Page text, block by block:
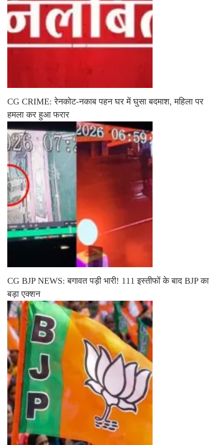
CG CRIME: रेनकोट-नकाब पहन घर में घुसा बदमाश, महिला पर
हमला कर हुआ फरार
CG BJP NEWS: बगावत पड़ी भारी! 111 इस्तीफों के बाद BJP का
बड़ा एक्शन